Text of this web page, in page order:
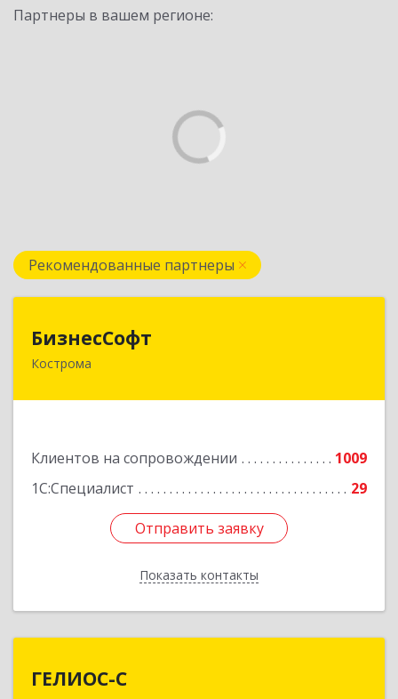
Партнеры в вашем регионе:
Рекомендованные партнеры
БизнесСофт
Кострома
Клиентов на сопровождении
1009
1С:Специалист
29
Отправить заявку
Показать контакты
Отправить заявку
Назад
ГЕЛИОС-С